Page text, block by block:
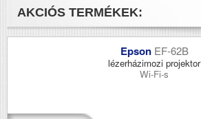
AKCIÓS TERMÉKEK:
Epson EF-62B
lézerházimozi projektor
Wi-Fi-s